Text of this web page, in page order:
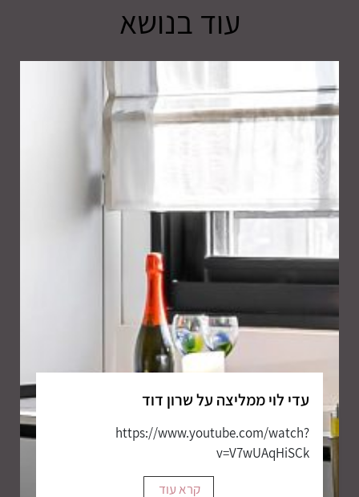
עוד בנושא
עדי לוי ממליצה על שרון דוד
https://www.youtube.com/watch?
v=V7wUAqHiSCk
קרא עוד